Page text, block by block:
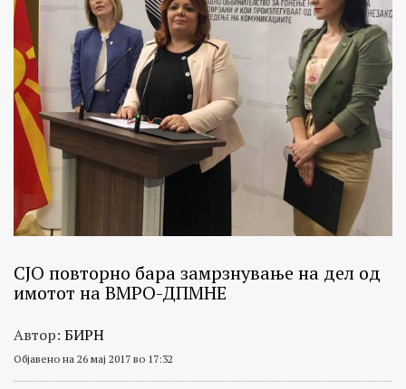
СЈО повторно бара замрзнување на дел од
имотот на ВМРО-ДПМНЕ
Автор: БИРН
Објавено на 26 мај 2017 во 17:32